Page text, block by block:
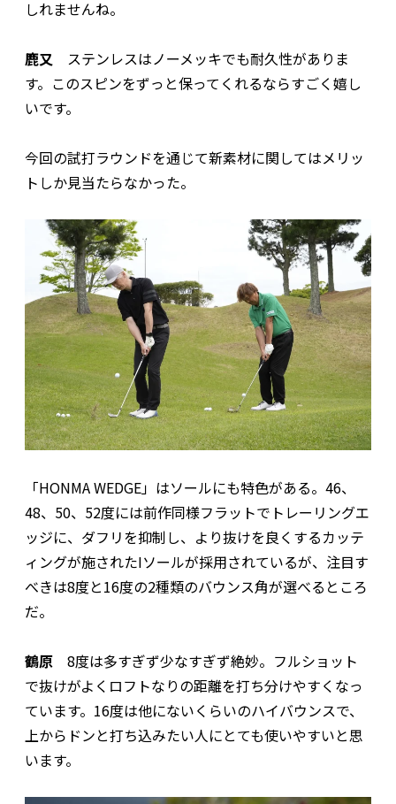
しれませんね。
鹿又 ステンレスはノーメッキでも耐久性がありま
す。このスピンをずっと保ってくれるならすごく嬉し
いです。
今回の試打ラウンドを通じて新素材に関してはメリッ
トしか見当たらなかった。
「HONMA WEDGE」はソールにも特色がある。46、
48、50、52度には前作同様フラットでトレーリングエ
ッジに、ダフリを抑制し、より抜けを良くするカッテ
ィングが施されたIソールが採用されているが、注目す
べきは8度と16度の2種類のバウンス角が選べるところ
だ。
鶴原 8度は多すぎず少なすぎず絶妙。フルショット
で抜けがよくロフトなりの距離を打ち分けやすくなっ
ています。16度は他にないくらいのハイバウンスで、
上からドンと打ち込みたい人にとても使いやすいと思
います。